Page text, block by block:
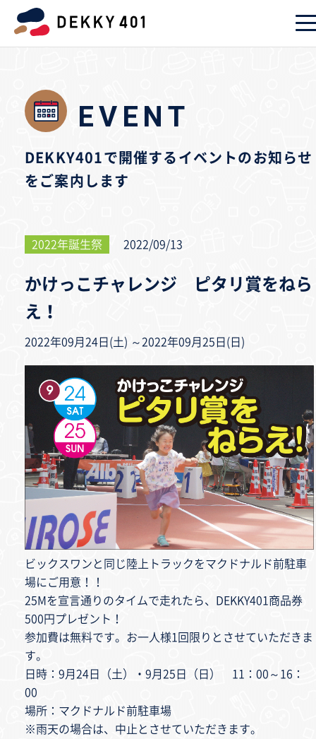
EVENT
DEKKY401で開催するイベントのお知らせ
をご案内します
2022年誕生祭 2022/09/13
かけっこチャレンジ ピタリ賞をねら
え！
2022年09月24日(土) ～2022年09月25日(日)
ビックスワンと同じ陸上トラックをマクドナルド前駐車
場にご用意！！
25Mを宣言通りのタイムで走れたら、DEKKY401商品券
500円プレゼント！
参加費は無料です。お一人様1回限りとさせていただきま
す。
日時：9月24日（土）・9月25日（日） 11：00～16：
00
場所：マクドナルド前駐車場
※雨天の場合は、中止とさせていただきます。